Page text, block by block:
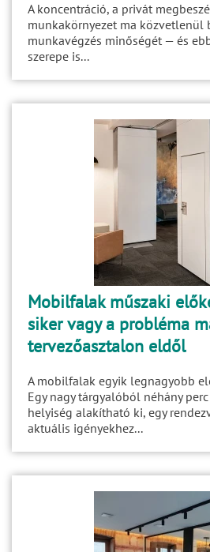
A koncentráció, a privát
munkakörnyezet ma közvetlenül
munkavégzés minőségét — és
szerepe is...
Mobilfalak műszaki
siker vagy a probléma
tervezőasztalon eldől
A mobilfalak egyik legnagyobb
Egy nagy tárgyalóból néhány
helyiség alakítható ki, egy
aktuális igényekhez...